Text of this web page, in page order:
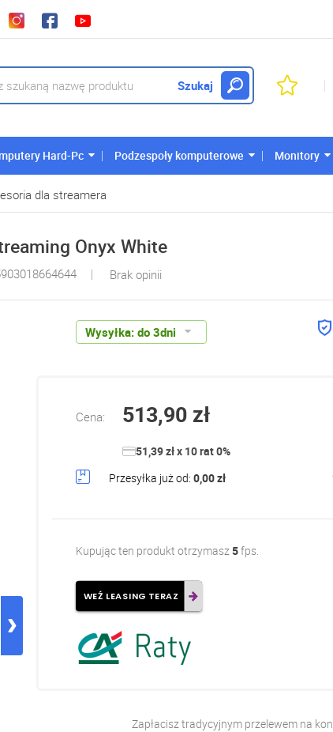
Hard-Pc Podzespoły komputerowe Monitory
Szukaj
dla streamera
Onyx White
Brak opinii
Wysyłka: do 3dni
Cena: 513,90 zł
51,39 zł x 10 rat 0%
Przesyłka już od: 0,00 zł
Kupując ten produkt otrzymasz5fps.
WEŹ LEASING TERAZ
Zapłacisz tradycyjnym przelewem na